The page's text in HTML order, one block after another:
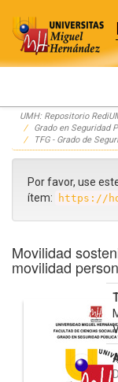
Skip
navigation
UMH: Repositorio
Grado en Seguridad
TFG - Grado de
Por favor, use
ítem:
https://
Movilidad
movilidad